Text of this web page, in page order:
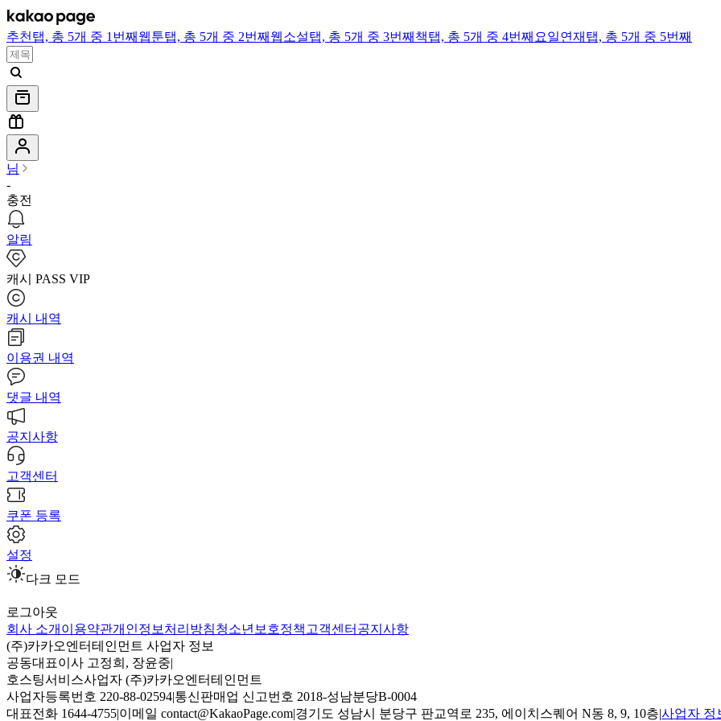
추천 탭, 총 5개 중 1번째 웹툰탭, 총 5개 중 2번째 웹소설탭, 총 5개 중 3번째 책탭, 총 5개 중 4번째 요일연재 탭, 총 5개 중 5번째
님
-
충전
알림
캐시 PASS VIP
캐시 내역
이용권 내역
댓글 내역
공지사항
고객센터
쿠폰 등록
설정
다크 모드
로그아웃
회사 소개 이용약관개인정보처리방침청소년보호정책 고객센터 공지사항
(주)카카오엔터테인먼트 사업자 정보
공동대표이사 고정희, 장윤중|
호스팅서비스사업자 (주)카카오엔터테인먼트
사업자등록번호 220-88-02594|통신판매업 신고번호 2018-성남분당B-0004
대표전화 1644-4755|이메일 contact@KakaoPage.com|경기도 성남시 분당구 판교역로 235, 에이치스퀘어 N동 8, 9, 10층|사업자 정